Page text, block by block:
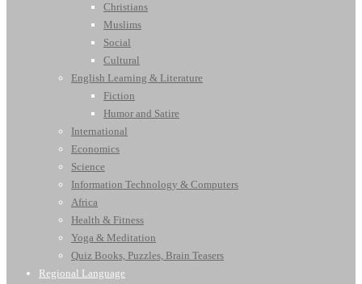
Christians
Muslims
Social
Cultural
English Learning & Literature
Fiction
Humor and Satire
International
Economics
Science
Information Technology & Computers
Africa
Health & Fitness
Yoga & Meditation
Quiz Books, Puzzles, Brain Teasers
Regional Language